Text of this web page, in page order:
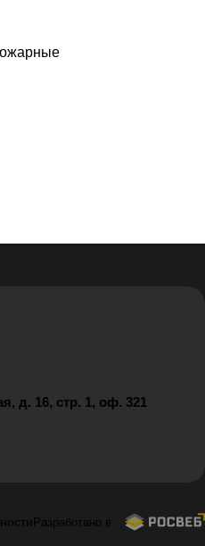
д. 16, стр. 1, оф. 321
Разработано в